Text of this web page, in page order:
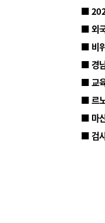
■
■ 외
■ 비
■ 르
■ 마